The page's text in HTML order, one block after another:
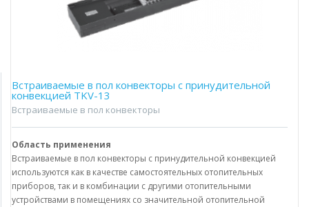
Встраиваемые в пол конвекторы с принудительной
конвекцией TKV-13
Встраиваемые в пол конвекторы
Область применения
Встраиваемые в пол конвекторы с принудительной конвекцией
используются как в качестве самостоятельных отопительных
приборов, так и в комбинации с другими отопительными
устройствами в помещениях со значительной отопительной